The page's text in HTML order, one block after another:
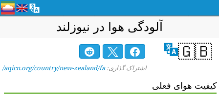
آلودگی هوا در نیوزلند
🇬🇧
اشتراک گذاری:aqicn.org/country/new-zealand/fa/
کیفیت هوای فعلی